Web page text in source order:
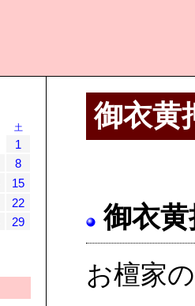
土
1
8
15
22
29
御衣黄
御衣
お檀家